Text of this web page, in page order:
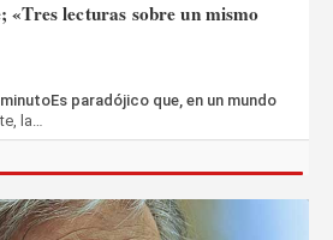
«Tres lecturas sobre un mismo
paradójico que, en un mundo
la…